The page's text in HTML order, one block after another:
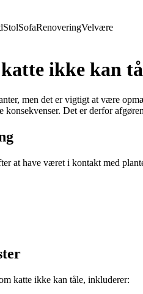
StolSofaRenoveringVelvære
ikke kan
men det er vigtigt at være
Det er derfor
at have været i kontakt med
katte ikke kan tåle, inkluderer: